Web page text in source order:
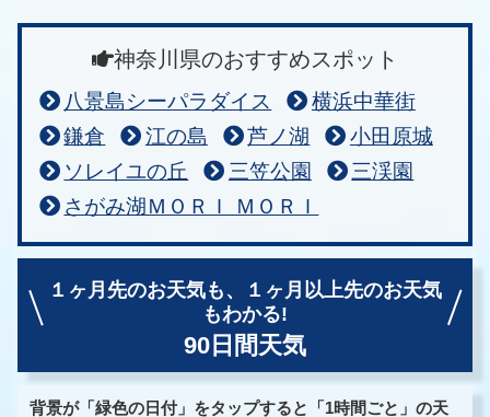
神奈川県のおすすめスポット
八景島シーパラダイス
横浜中華街
鎌倉
江の島 芦ノ湖
小田原城
ソレイユの丘
三笠公園
三渓園
さがみ湖ＭＯＲＩ ＭＯＲＩ
１ヶ月先のお天気も、
１ヶ月以上先のお天気
もわかる!
90日間天気
背景が「緑色の日付」をタップすると「1時間ごと」の天